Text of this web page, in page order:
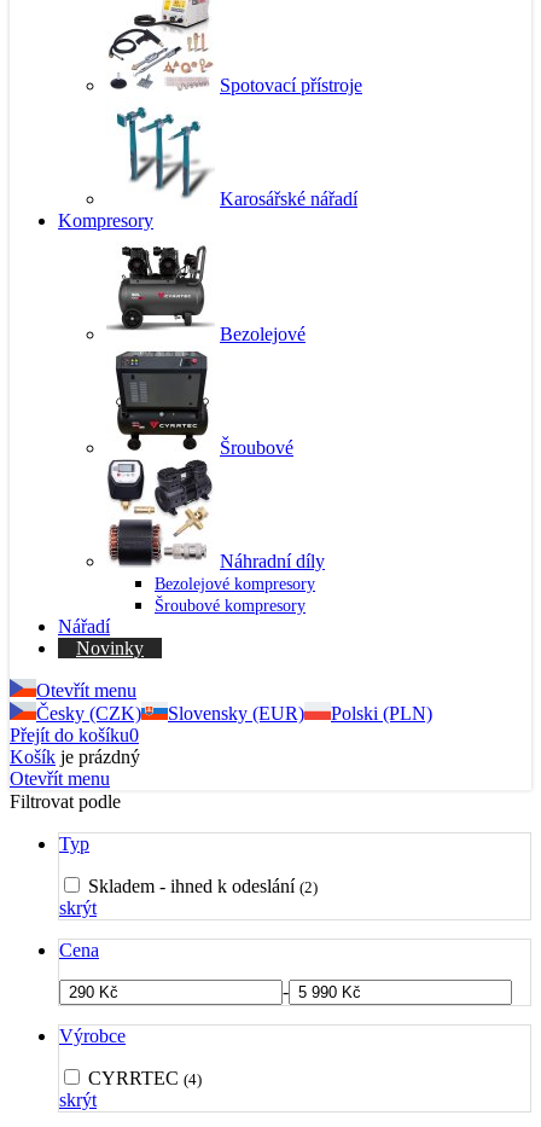
Spotovací přístroje
Karosářské nářadí
Kompresory
Bezolejové
Šroubové
Náhradní díly
Bezolejové kompresory
Šroubové kompresory
Nářadí
Novinky
Otevřít menu
Česky (CZK)
Slovensky (EUR)
Polski (PLN)
Přejít do košíku0
Košík je prázdný
Otevřít menu
Filtrovat podle
Typ
Skladem - ihned k odeslání (2)
skrýt
Cena
-
Výrobce
CYRRTEC (4)
skrýt